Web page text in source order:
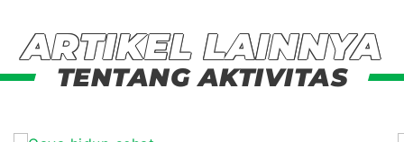
ARTIKEL LAINNYA
TENTANG AKTIVITAS